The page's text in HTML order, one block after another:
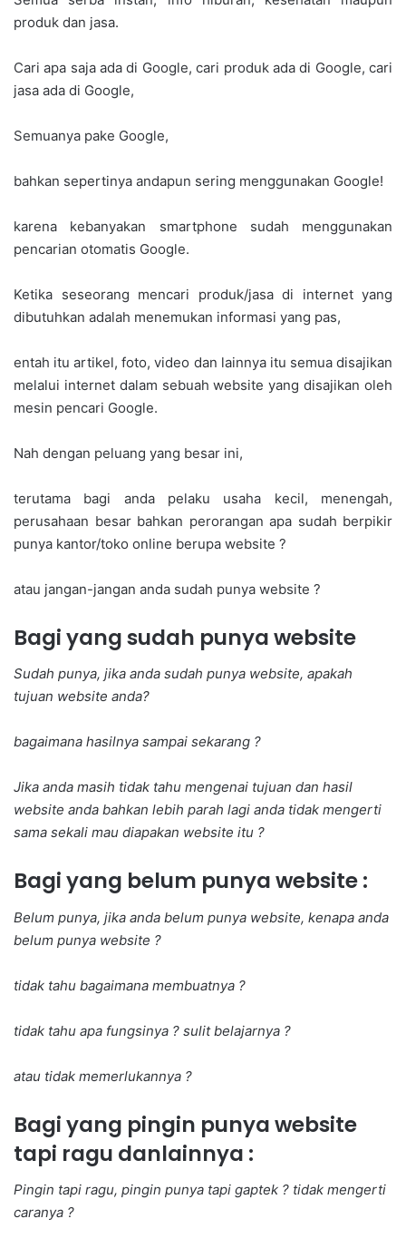
produk dan jasa.
Cari apa saja ada di Google, cari produk ada di Google, cari
jasa ada di Google,
Semuanya pake Google,
bahkan sepertinya andapun sering menggunakan Google!
karena kebanyakan smartphone sudah menggunakan
pencarian otomatis Google.
Ketika seseorang mencari produk/jasa di internet yang
dibutuhkan adalah menemukan informasi yang pas,
entah itu artikel, foto, video dan lainnya itu semua disajikan
melalui internet dalam sebuah website yang disajikan oleh
mesin pencari Google.
Nah dengan peluang yang besar ini,
terutama bagi anda pelaku usaha kecil, menengah,
perusahaan besar bahkan perorangan apa sudah berpikir
punya kantor/toko online berupa website ?
atau jangan-jangan anda sudah punya website ?
Bagi yang sudah punya website
Sudah punya, jika anda sudah punya website, apakah
tujuan website anda?
bagaimana hasilnya sampai sekarang ?
Jika anda masih tidak tahu mengenai tujuan dan hasil
website anda bahkan lebih parah lagi anda tidak mengerti
sama sekali mau diapakan website itu ?
Bagi yang belum punya website :
Belum punya, jika anda belum punya website, kenapa anda
belum punya website ?
tidak tahu bagaimana membuatnya ?
tidak tahu apa fungsinya ? sulit belajarnya ?
atau tidak memerlukannya ?
Bagi yang pingin punya website
tapi ragu danlainnya :
Pingin tapi ragu, pingin punya tapi gaptek ? tidak mengerti
caranya ?